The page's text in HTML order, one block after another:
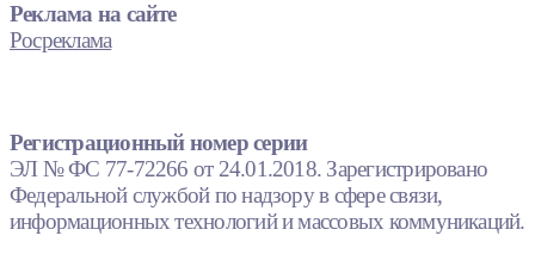
Реклама на сайте
Росреклама
Регистрационный номер серии
ЭЛ № ФС 77-72266 от 24.01.2018. Зарегистрировано
Федеральной службой по надзору в сфере связи,
информационных технологий и массовых коммуникаций.